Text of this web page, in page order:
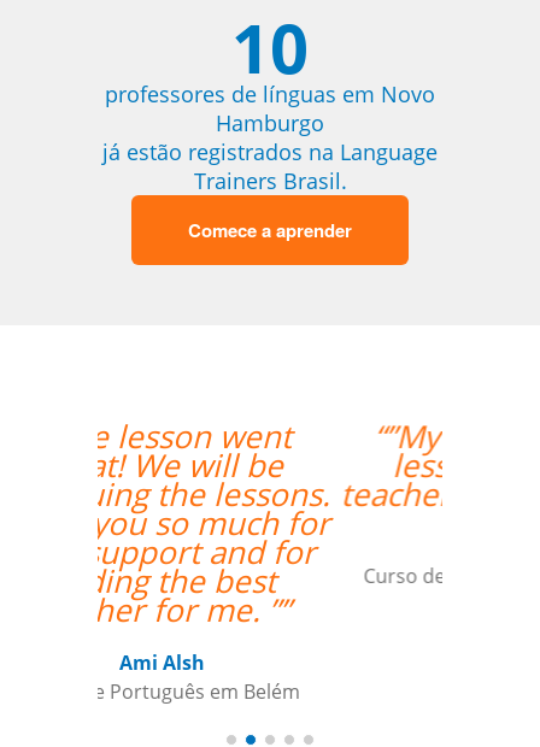
10
professores de línguas em Novo
Hamburgo
já estão registrados na Language
Trainers Brasil.
Comece a aprender
“”My wife likes the
lessons and the
teacher's punctuality.””
Seok Kwon
Curso de em Goiânia, CJ Selecta